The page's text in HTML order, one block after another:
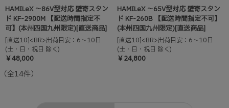
HAMILeX ～86V型対応 壁寄スタン
ド KF-2900M 【配送時間指定不
可】(本州四国九州限定)[直送商品]
[直送10]<BR>出荷目安：6～10日
(土・日・祝日 除く)
￥48,000
HAMILeX ～65V型対応 壁寄スタン
ド KF-260B 【配送時間指定不可】
(本州四国九州限定)[直送商品]
[直送10]<BR>出荷目安：6～10日
(土・日・祝日 除く)
￥24,800
（全14件）